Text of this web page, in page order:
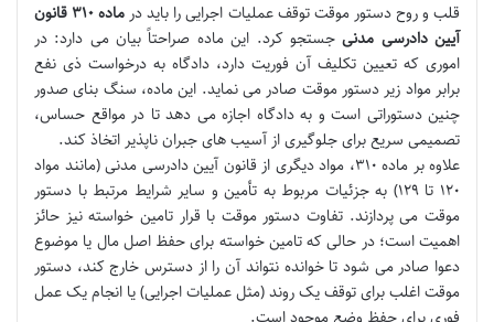
قلب و روح دستور موقت توقف عملیات اجرایی را باید در
ماده ۳۱۰ قانون
آیین دادرسی مدنیجستجو کرد. این ماده صراحتاً بیان می دارد: در
اموری که تعیین تکلیف آن فوریت دارد، دادگاه به درخواست ذی نفع
برابر مواد زیر دستور موقت صادر می نماید. این ماده، سنگ بنای صدور
چنین دستوراتی است و به دادگاه اجازه می دهد تا در مواقع حساس،
تصمیمی سریع برای جلوگیری از آسیب های جبران ناپذیر اتخاذ کند.
علاوه بر ماده ۳۱۰، مواد دیگری از قانون آیین دادرسی مدنی (مانند مواد
۱۲۰ تا ۱۲۹) به جزئیات مربوط به تأمین و سایر شرایط مرتبط با دستور
موقت می پردازند. تفاوت دستور موقت با قرار تامین خواسته نیز حائز
اهمیت است؛ در حالی که تامین خواسته برای حفظ اصل مال یا موضوع
دعوا صادر می شود تا خوانده نتواند آن را از دسترس خارج کند، دستور
موقت اغلب برای توقف یک روند (مثل عملیات اجرایی) یا انجام یک عمل